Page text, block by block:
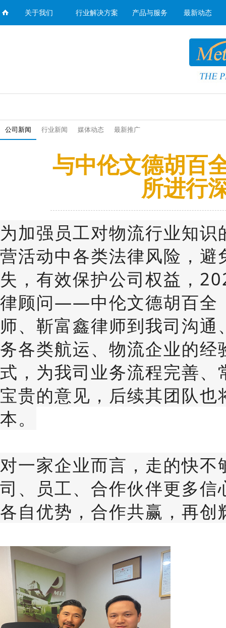
关于我们 行业解决方案 产品与服务 最新动态
公司新闻 行业新闻 媒体动态 最新推广
与中伦文德胡百
所进行
为加强员工对物流行业知
营活动中各类法律风险，
失，有效保护公司权益，
律顾问——中伦文德胡百全
师、靳富鑫律师到我司沟
务各类航运、物流企业的
式，为我司业务流程完善
宝贵的意见，后续其团队
本。
对一家企业而言，走的快
司、员工、合作伙伴更多
各自优势，合作共赢，再创